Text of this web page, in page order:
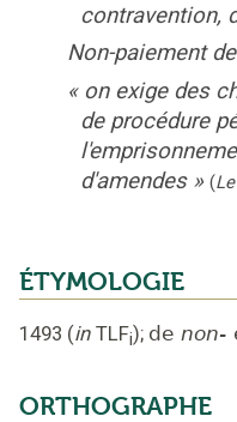
contravention,
Non-paiement
« on exige des
de procédure
d'amendes » (
ÉTYMOLOGIE
1493 (in TLFi); de non-
ORTHOGRAPHE